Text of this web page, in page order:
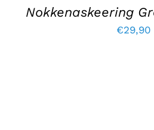
Nokkenaskeering
€29,90